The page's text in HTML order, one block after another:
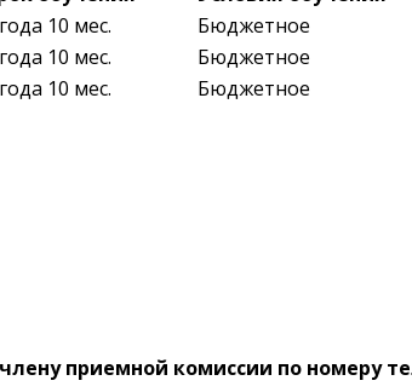
10 мес. Бюджетное
10 мес. Бюджетное
10 мес. Бюджетное
приемной комиссии по номеру